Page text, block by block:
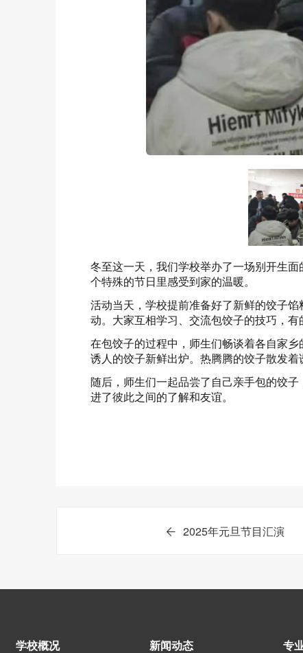
冬至这一天，我们学校举办了一场别开生
个特殊的节日里感受到家的温暖。
活动当天，学校提前准备好了新鲜的饺子
动。大家互相学习、交流包饺子的技巧，
在包饺子的过程中，师生们畅谈着各自家
诱人的饺子新鲜出炉。热腾腾的饺子散发着
随后，师生们一起品尝了自己亲手包的饺
进了彼此之间的了解和友谊。
2025年元旦节目汇演
学校概况 新闻动态 专